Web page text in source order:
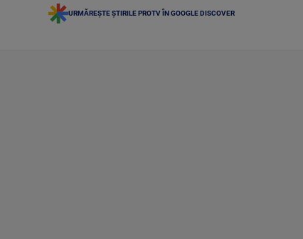
URMĂREȘTE ȘTIRILE PROTV ÎN GOOGLE DISCOVER